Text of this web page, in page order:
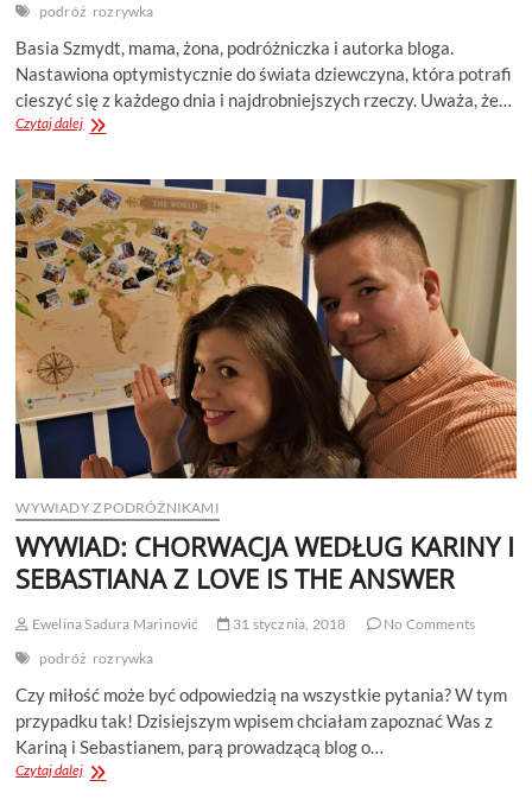
podróż rozrywka
Basia Szmydt, mama, żona, podróżniczka i autorka bloga.
Nastawiona optymistycznie do świata dziewczyna, która potrafi
cieszyć się z każdego dnia i najdrobniejszych rzeczy. Uważa, że…
Czytaj dalejWYWIAD:
WSPOMINA
SWOJĄ
PODRÓŻ
DO
CHORWACJI
WYWIADY Z PODRÓŻNIKAMI
WYWIAD: CHORWACJA WEDŁUG KARINY I
SEBASTIANA Z LOVE IS THE ANSWER
Ewelina Sadura Marinović 31 stycznia, 2018
No Comments
podróż rozrywka
Czy miłość może być odpowiedzią na wszystkie pytania? W tym
przypadku tak! Dzisiejszym wpisem chciałam zapoznać Was z
Kariną i Sebastianem, parą prowadzącą blog o…
Czytaj dalejWYWIAD: